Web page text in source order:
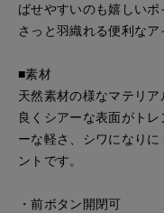
ばせやすいのも嬉しい
さっと羽織れる便利なア
■素材
天然素材の様なマテリ
良くシアーな表面がト
ーな軽さ、シワになり
ントです。
・前ボタン開閉可